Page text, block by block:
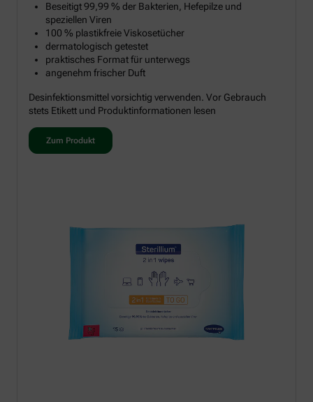
Beseitigt 99,99 % der Bakterien, Hefepilze und
speziellen Viren
100 % plastikfreie Viskosetücher
dermatologisch getestet
praktisches Format für unterwegs
angenehm frischer Duft
Desinfektionsmittel vorsichtig verwenden. Vor Gebrauch
stets Etikett und Produktinformationen lesen
Zum Produkt